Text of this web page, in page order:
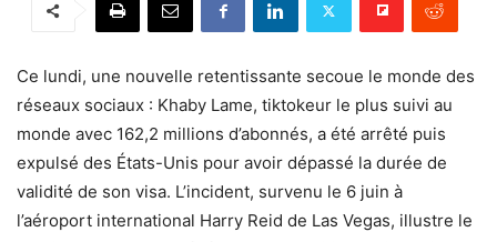
Ce lundi, une nouvelle retentissante secoue le monde des
réseaux sociaux : Khaby Lame, tiktokeur le plus suivi au
monde avec 162,2 millions d’abonnés, a été arrêté puis
expulsé des États-Unis pour avoir dépassé la durée de
validité de son visa. L’incident, survenu le 6 juin à
l’aéroport international Harry Reid de Las Vegas, illustre le